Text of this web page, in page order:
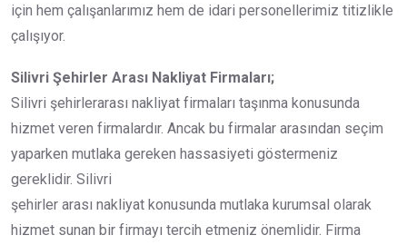
için hem çalışanlarımız hem de idari personellerimiz titizlikle
çalışıyor.
Silivri Şehirler Arası Nakliyat Firmaları;
Silivri şehirlerarası nakliyat firmaları taşınma konusunda
hizmet veren firmalardır. Ancak bu firmalar arasından seçim
yaparken mutlaka gereken hassasiyeti göstermeniz
gereklidir. Silivri
şehirler arası nakliyat konusunda mutlaka kurumsal olarak
hizmet sunan bir firmayı tercih etmeniz önemlidir. Firma